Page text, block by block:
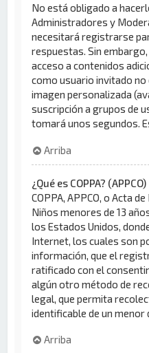
No está obligado a
Administradores y
necesitará registrarse
respuestas. Sin
acceso a contenidos
como usuario invitado
imagen personalizada
suscripción a grupos de
tomará unos segundos.
Arriba
¿Qué es COPPA? (APPCO)
COPPA, APPCO, o Acta
Niños menores de 13
los Estados Unidos,
Internet, los cuales son
información, que el
ratificado con el
algún otro método de
legal, que permita
identificable de un menor
Arriba